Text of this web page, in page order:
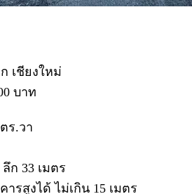
เชียงใหม่
บาท
ร.วา
ก 33 เมตร
รสูงได้ ไม่เกิน 15 เมตร